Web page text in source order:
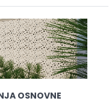
OSNOVNE